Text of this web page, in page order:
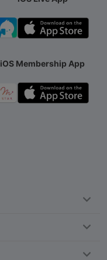
iOS Membership App